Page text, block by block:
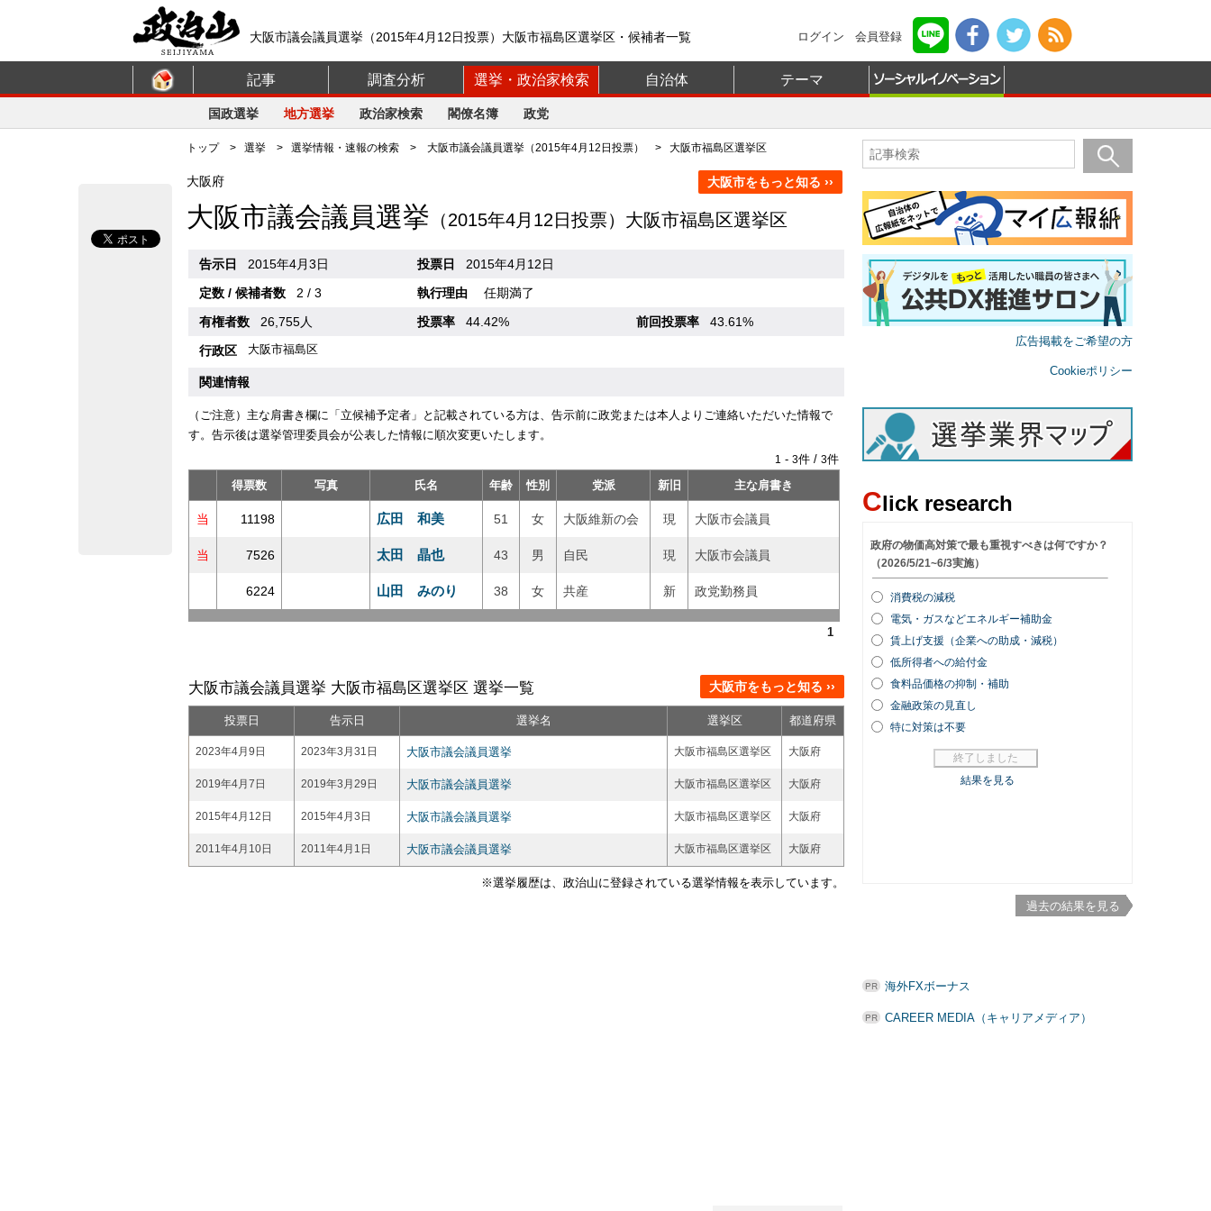
大阪市議会議員選挙（2015年4月12日投票）大阪市福島区選挙区・候補者一覧 ログイン 会員登録
記事 調査分析 選挙・政治家検索 自治体 テーマ
国政選挙 地方選挙 政治家検索 閣僚名簿 政党
トップ> 選挙 > 選挙情報・速報の検索 > 大阪市議会議員選挙（2015年4月12日投票） > 大阪市福島区選挙区
大阪市をもっと知る ››
大阪府
大阪市議会議員選挙 （2015年4月12日投票）大阪市福島区選挙区
告示日 2015年4月3日 投票日
2015年4月12日
定数 / 候補者数
2 / 3 執行理由
任期満了
有権者数
26,755人 投票率 44.42% 前回投票率
43.61%
行政区
大阪市福島区
関連情報
（ご注意）主な肩書き欄に「立候補予定者」と記載されている方は、告示前に政党または本人よりご連絡いただいた情報で
す。告示後は選挙管理委員会が公表した情報に順次変更いたします。
1 - 3件 / 3件
得票数
写真 氏名 年齢 性別 党派 新旧 主な肩書き
当 11198 広田 和美 51 女 大阪維新の会 現 大阪市会議員
当 7526 太田 晶也 43 男 自民 現 大阪市会議員
6224 山田 みのり 38 女 共産 新 政党勤務員
1
大阪市議会議員選挙 大阪市福島区選挙区 選挙一覧 大阪市をもっと知る ››
投票日 告示日 選挙名 選挙区 都道府県
2023年4月9日 2023年3月31日 大阪市議会議員選挙 大阪市福島区選挙区 大阪府
2019年4月7日 2019年3月29日 大阪市議会議員選挙 大阪市福島区選挙区 大阪府
2015年4月12日 2015年4月3日 大阪市議会議員選挙 大阪市福島区選挙区 大阪府
2011年4月10日 2011年4月1日 大阪市議会議員選挙 大阪市福島区選挙区 大阪府
※選挙履歴は、政治山に登録されている選挙情報を表示しています。
広告掲載をご希望の方
Cookieポリシー
Click research
過去の結果を見る
海外FXボーナス
CAREER MEDIA（キャリアメディア）